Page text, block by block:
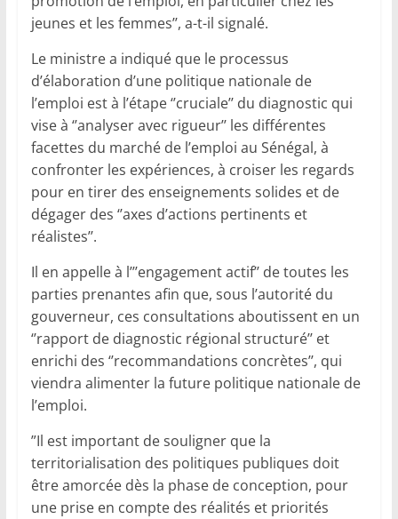
jeunes et les femmes’’, a-t-il signalé.
Le ministre a indiqué que le processus
d’élaboration d’une politique nationale de
l’emploi est à l’étape ‘’cruciale’’ du diagnostic qui
vise à ‘’analyser avec rigueur’’ les différentes
facettes du marché de l’emploi au Sénégal, à
confronter les expériences, à croiser les regards
pour en tirer des enseignements solides et de
dégager des ‘’axes d’actions pertinents et
réalistes’’.
Il en appelle à l’’’engagement actif’’ de toutes les
parties prenantes afin que, sous l’autorité du
gouverneur, ces consultations aboutissent en un
‘’rapport de diagnostic régional structuré’’ et
enrichi des ‘’recommandations concrètes’’, qui
viendra alimenter la future politique nationale de
l’emploi.
”Il est important de souligner que la
territorialisation des politiques publiques doit
être amorcée dès la phase de conception, pour
une prise en compte des réalités et priorités